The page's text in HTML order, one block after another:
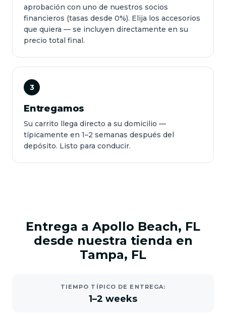
aprobación con uno de nuestros socios
financieros (tasas desde 0%). Elija los accesorios
que quiera — se incluyen directamente en su
precio total final.
3
Entregamos
Su carrito llega directo a su domicilio —
típicamente en 1–2 semanas después del
depósito. Listo para conducir.
Entrega a Apollo Beach, FL
desde nuestra tienda en
Tampa, FL
TIEMPO TÍPICO DE ENTREGA:
1–2 weeks